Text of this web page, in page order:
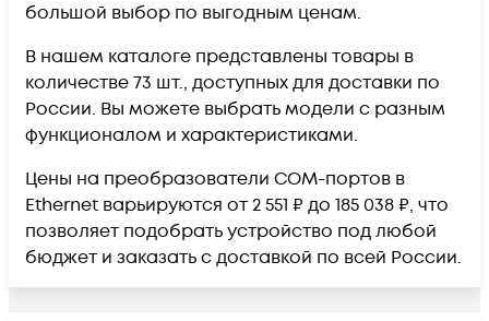
большой выбор по выгодным ценам.
В нашем каталоге представлены товары в
количестве 73 шт., доступных для доставки по
России. Вы можете выбрать модели с разным
функционалом и характеристиками.
Цены на преобразователи COM-портов в
Ethernet варьируются от 2 551 ₽ до 185 038 ₽, что
позволяет подобрать устройство под любой
бюджет и заказать с доставкой по всей России.